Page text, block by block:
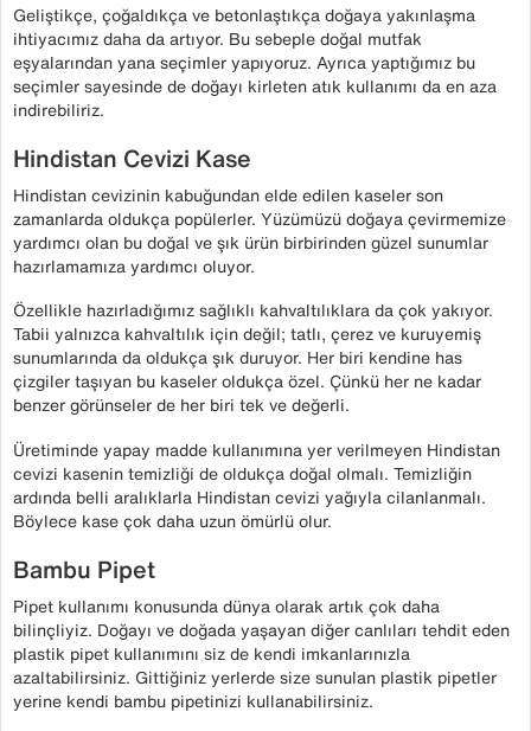
Geliştikçe, çoğaldıkça ve betonlaştıkça doğaya yakınlaşma
ihtiyacımız daha da artıyor. Bu sebeple doğal mutfak
eşyalarından yana seçimler yapıyoruz. Ayrıca yaptığımız bu
seçimler sayesinde de doğayı kirleten atık kullanımı da en aza
indirebiliriz.
Hindistan Cevizi Kase
Hindistan cevizinin kabuğundan elde edilen kaseler son
zamanlarda oldukça popülerler. Yüzümüzü doğaya çevirmemize
yardımcı olan bu doğal ve şık ürün birbirinden güzel sunumlar
hazırlamamıza yardımcı oluyor.
Özellikle hazırladığımız sağlıklı kahvaltılıklara da çok yakıyor.
Tabii yalnızca kahvaltılık için değil; tatlı, çerez ve kuruyemiş
sunumlarında da oldukça şık duruyor. Her biri kendine has
çizgiler taşıyan bu kaseler oldukça özel. Çünkü her ne kadar
benzer görünseler de her biri tek ve değerli.
Üretiminde yapay madde kullanımına yer verilmeyen Hindistan
cevizi kasenin temizliği de oldukça doğal olmalı. Temizliğin
ardında belli aralıklarla Hindistan cevizi yağıyla cilanlanmalı.
Böylece kase çok daha uzun ömürlü olur.
Bambu Pipet
Pipet kullanımı konusunda dünya olarak artık çok daha
bilinçliyiz. Doğayı ve doğada yaşayan diğer canlıları tehdit eden
plastik pipet kullanımını siz de kendi imkanlarınızla
azaltabilirsiniz. Gittiğiniz yerlerde size sunulan plastik pipetler
yerine kendi bambu pipetinizi kullanabilirsiniz.